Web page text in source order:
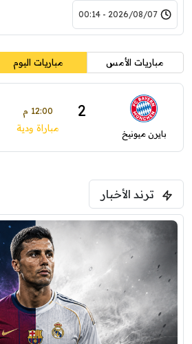
2026/08/07 - 00:14
مباريات الأمس مباريات اليوم
بايرن ميونيخ
2 12:00 م
مباراة ودية
ترند الأخبار